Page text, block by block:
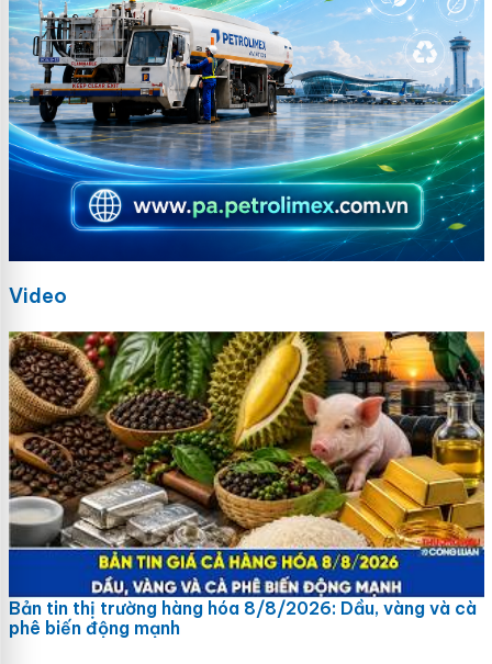
Video
Bản tin thị trường hàng hóa 8/8/2026: Dầu, vàng và cà
phê biến động mạnh